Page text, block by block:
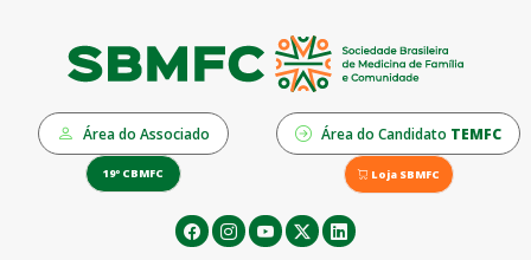
Área do Associado Área do Candidato TEMFC
19º CBMFC Loja SBMFC